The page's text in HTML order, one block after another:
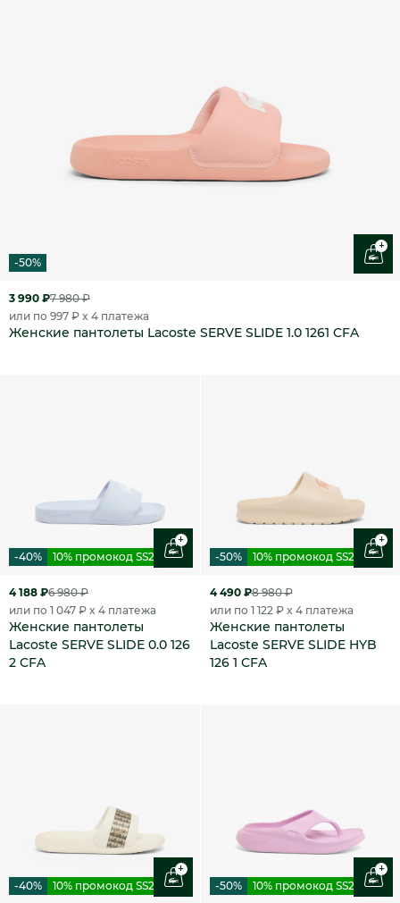
-50%
+
3 990 ₽7 980 ₽
или по 997 ₽ x 4 платежа
Женские пантолеты Lacoste SERVE SLIDE 1.0 1261 CFA
-40% 10% промокод SS26
+
4 188 ₽6 980 ₽
или по 1 047 ₽ x 4 платежа
Женские пантолеты
Lacoste SERVE SLIDE 0.0 126
2 CFA
-50% 10% промокод SS26
+
4 490 ₽8 980 ₽
или по 1 122 ₽ x 4 платежа
Женские пантолеты
Lacoste SERVE SLIDE HYB
126 1 CFA
-40% 10% промокод SS26
+
-50%
10% промокод SS26
+